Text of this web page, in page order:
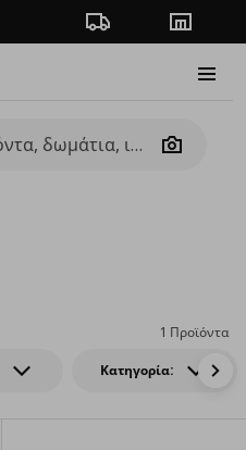
Πορεία παραγγελίας
Camera
Κατηγορία:
1 Προϊόντα